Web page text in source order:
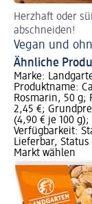
Herzhaft oder
abschneiden!
Vegan und
Ähnliche
Marke:
Produktname:
Rosmarin, 50 g;
2,45 €;
(4,90 € je 100 g);
Verfügbarkeit:
Lieferbar, Status
Markt wählen